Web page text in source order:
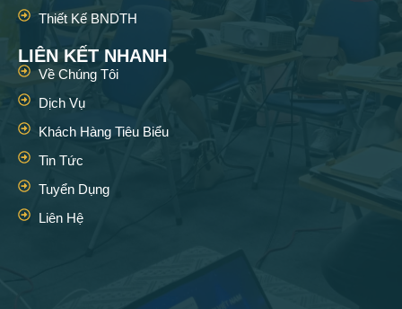
Thiết Kế BNDTH
LIÊN KẾT NHANH
Về Chúng Tôi
Dịch Vụ
Khách Hàng Tiêu Biểu
Tin Tức
Tuyển Dụng
Liên Hệ